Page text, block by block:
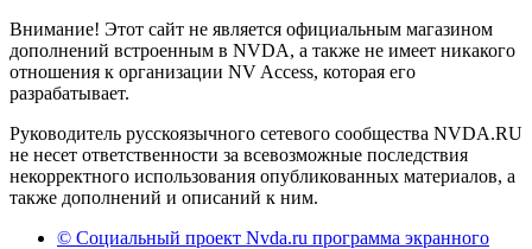
Внимание! Этот сайт не является официальным магазином
дополнений встроенным в NVDA, а также не имеет никакого
отношения к организации NV Access, которая его
разрабатывает.
Руководитель русскоязычного сетевого сообщества NVDA.RU
не несет ответственности за всевозможные последствия
некорректного использования опубликованных материалов, а
также дополнений и описаний к ним.
© Социальный проект Nvda.ru программа экранного